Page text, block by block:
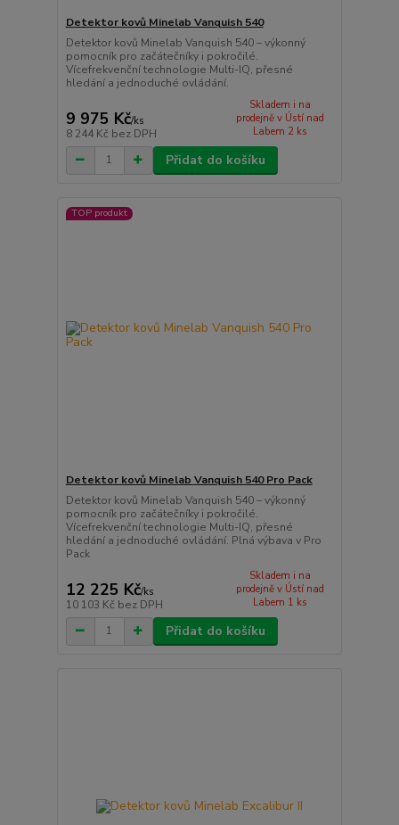
Detektor kovů Minelab Vanquish 540
Detektor kovů Minelab Vanquish 540 – výkonný
pomocník pro začátečníky i pokročilé.
Vícefrekvenční technologie Multi-IQ, přesné
hledání a jednoduché ovládání.
9 975 Kč/ks
8 244 Kč bez DPH
Skladem i na
prodejně v Ústí nad
Labem 2 ks
Přidat do košíku
TOP produkt
Detektor kovů Minelab Vanquish 540 Pro Pack
Detektor kovů Minelab Vanquish 540 – výkonný
pomocník pro začátečníky i pokročilé.
Vícefrekvenční technologie Multi-IQ, přesné
hledání a jednoduché ovládání. Plná výbava v Pro
Pack
12 225 Kč/ks
10 103 Kč bez DPH
Skladem i na
prodejně v Ústí nad
Labem 1 ks
Přidat do košíku